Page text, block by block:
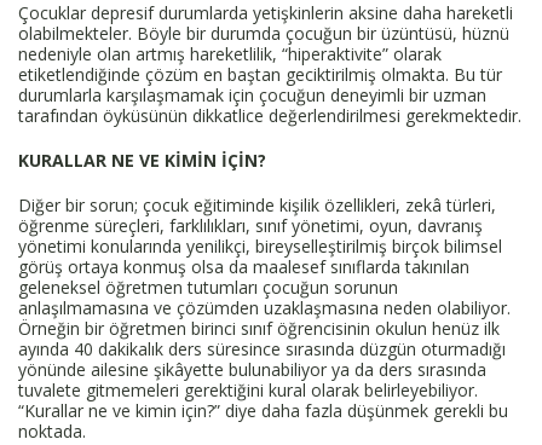
Çocuklar depresif durumlarda yetişkinlerin aksine daha hareketli
olabilmekteler. Böyle bir durumda çocuğun bir üzüntüsü, hüznü
nedeniyle olan artmış hareketlilik, “hiperaktivite” olarak
etiketlendiğinde çözüm en baştan geciktirilmiş olmakta. Bu tür
durumlarla karşılaşmamak için çocuğun deneyimli bir uzman
tarafından öyküsünün dikkatlice değerlendirilmesi gerekmektedir.
KURALLAR NE VE KİMİN İÇİN?
Diğer bir sorun; çocuk eğitiminde kişilik özellikleri, zekâ türleri,
öğrenme süreçleri, farklılıkları, sınıf yönetimi, oyun, davranış
yönetimi konularında yenilikçi, bireyselleştirilmiş birçok bilimsel
görüş ortaya konmuş olsa da maalesef sınıflarda takınılan
geleneksel öğretmen tutumları çocuğun sorunun
anlaşılmamasına ve çözümden uzaklaşmasına neden olabiliyor.
Örneğin bir öğretmen birinci sınıf öğrencisinin okulun henüz ilk
ayında 40 dakikalık ders süresince sırasında düzgün oturmadığı
yönünde ailesine şikâyette bulunabiliyor ya da ders sırasında
tuvalete gitmemeleri gerektiğini kural olarak belirleyebiliyor.
“Kurallar ne ve kimin için?” diye daha fazla düşünmek gerekli bu
noktada.